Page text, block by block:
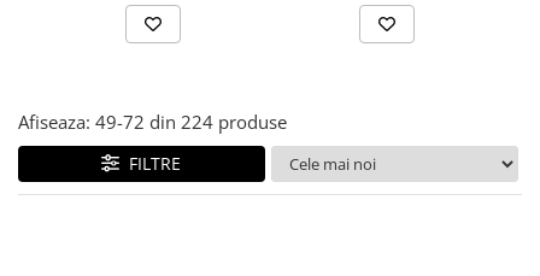
Afiseaza: 49-72 din 224 produse
FILTRE